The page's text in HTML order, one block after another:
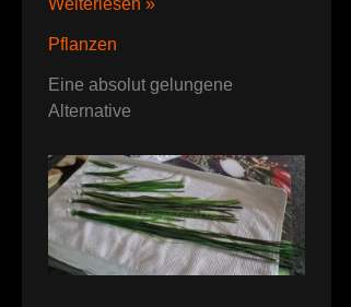
Weiterlesen »
Pflanzen
Eine absolut gelungene
Alternative